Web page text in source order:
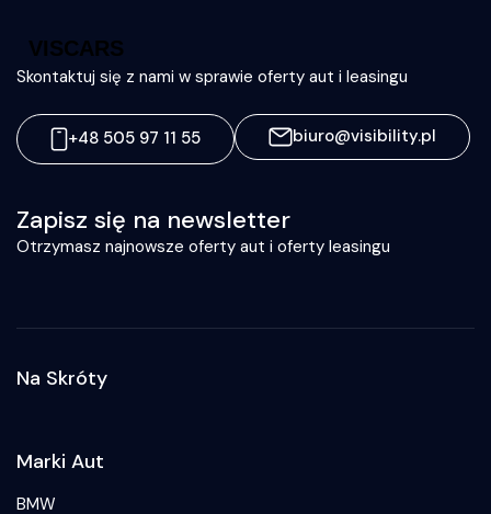
Skontaktuj się z nami w sprawie oferty aut i leasingu
+48 505 97 11 55 biuro@visibility.pl
Zapisz się na newsletter
Otrzymasz najnowsze oferty aut i oferty leasingu
Na Skróty
Marki Aut
BMW